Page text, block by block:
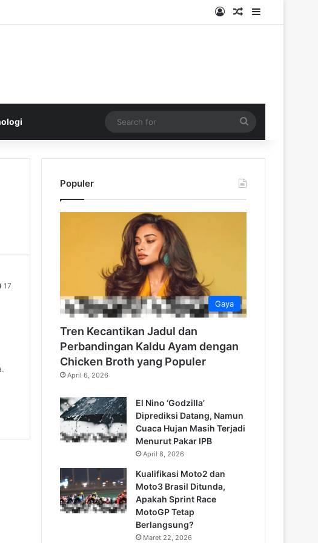
Log InRandom Article
Sidebar
for
17
Populer
Gaya
Tren Kecantikan Jadul dan
Perbandingan Kaldu Ayam dengan
Chicken Broth yang Populer
April 6, 2026
El Nino ‘Godzilla’
Diprediksi Datang, Namun
Cuaca Hujan Masih Terjadi
Menurut Pakar IPB
April 8, 2026
Kualifikasi Moto2 dan
Moto3 Brasil Ditunda,
Apakah Sprint Race
MotoGP Tetap
Berlangsung?
Maret 22, 2026